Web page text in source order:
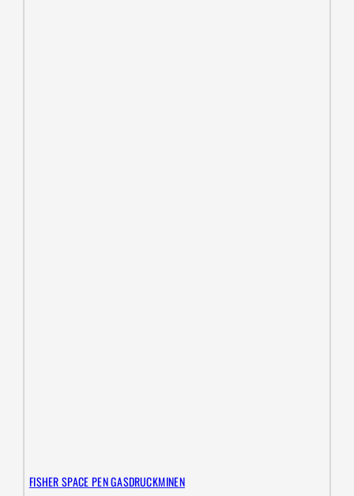
FISHER SPACE PEN GASDRUCKMINEN